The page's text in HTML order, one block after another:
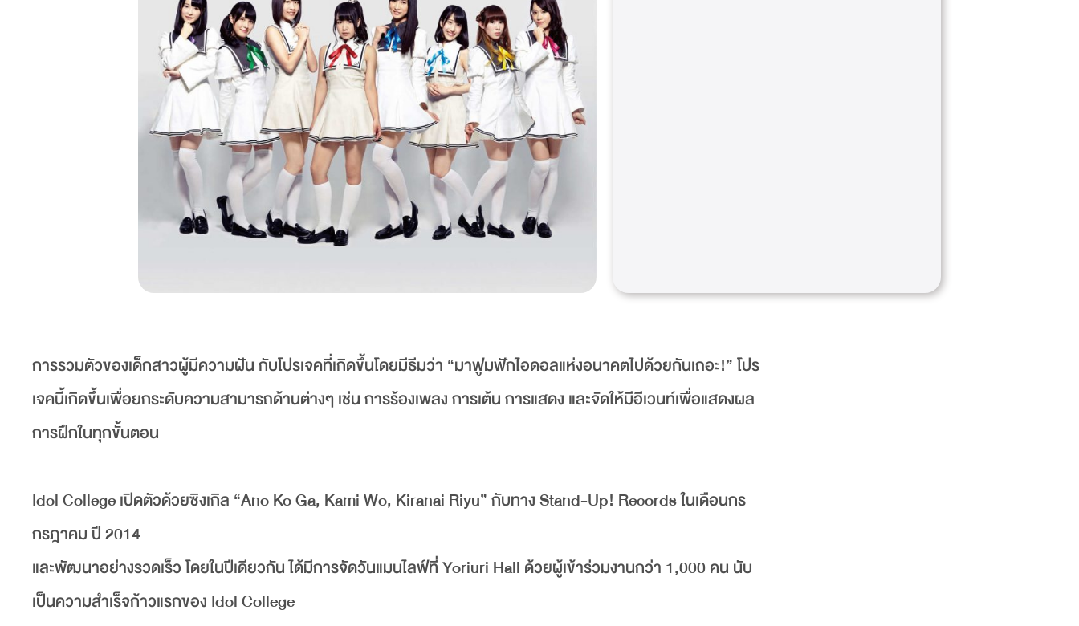
การรวมตัวของเด็กสาวผู้มีความฝัน กับโปรเจคที่เกิดขึ้นโดยมีธีมว่า “มาฟูมฟักไอดอลแห่งอนาคตไปด้วยกันเถอะ!” โปร
เจคนี้เกิดขึ้นเพื่อยกระดับความสามารถด้านต่างๆ เช่น การร้องเพลง การเต้น การแสดง และจัดให้มีอีเวนท์เพื่อแสดงผล
การฝึกในทุกขั้นตอน
Idol College เปิดตัวด้วยซิงเกิล “Ano Ko Ga, Kami Wo, Kiranai Riyu” กับทาง Stand-Up! Records ในเดือนกร
กรฎาคม ปี 2014
และพัฒนาอย่างรวดเร็ว โดยในปีเดียวกัน ได้มีการจัดวันแมนไลฟ์ที่ Yoriuri Hall ด้วยผู้เข้าร่วมงานกว่า 1,000 คน นับ
เป็นความสำเร็จก้าวแรกของ Idol College